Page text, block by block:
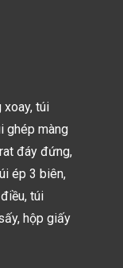
xoay, túi
ghép màng
đáy đứng,
ép 3 biên,
túi
hộp giấy